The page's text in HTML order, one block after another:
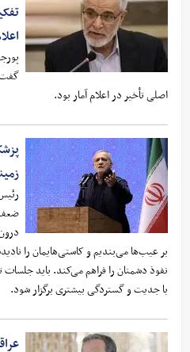
اصلی تأخیر در اعلام آمار بود.
بر عیب‌ها می‌بندیم و کاستی‌هایمان را
نفوذ دشمنان را فراهم می‌کند. باید
با جدیت و گستردگی بیشتری برگزار شود.